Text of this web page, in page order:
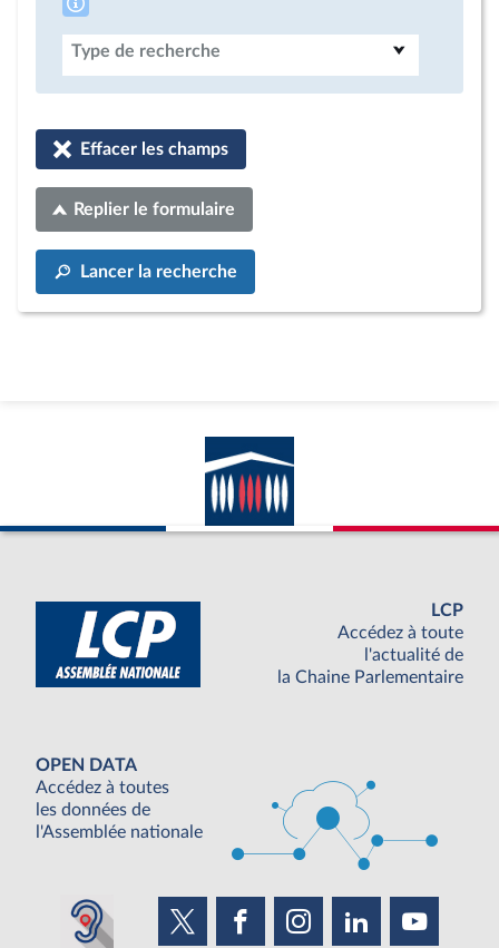
Type de recherche
Effacer les champs
Replier le formulaire
Lancer la recherche
LCP
Accédez à toute
l'actualité de
la Chaine Parlementaire
OPEN DATA
Accédez à toutes
les données de
l'Assemblée nationale